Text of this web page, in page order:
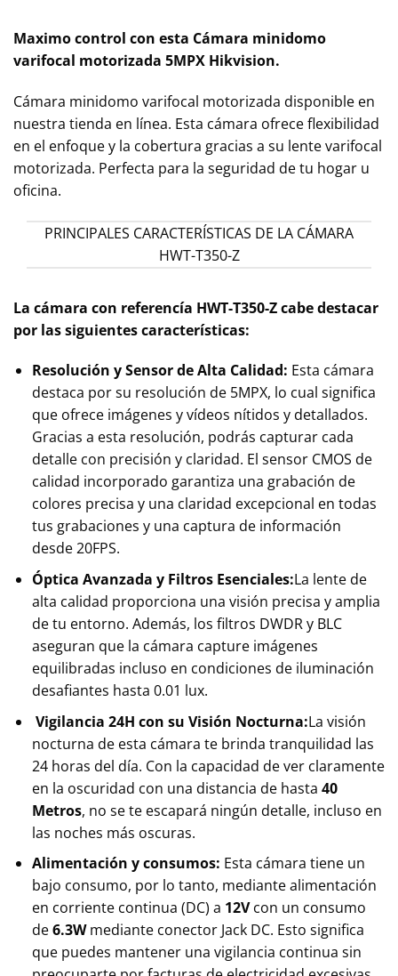
Maximo control con esta Cámara minidomo
varifocal motorizada 5MPX Hikvision.
Cámara minidomo varifocal motorizada disponible en
nuestra tienda en línea. Esta cámara ofrece flexibilidad
en el enfoque y la cobertura gracias a su lente varifocal
motorizada. Perfecta para la seguridad de tu hogar u
oficina.
PRINCIPALES CARACTERÍSTICAS DE LA CÁMARA
HWT-T350-Z
La cámara con referencía HWT-T350-Z cabe destacar
por las siguientes características:
Resolución y Sensor de Alta Calidad: Esta cámara
destaca por su resolución de 5MPX, lo cual significa
que ofrece imágenes y vídeos nítidos y detallados.
Gracias a esta resolución, podrás capturar cada
detalle con precisión y claridad. El sensor CMOS de
calidad incorporado garantiza una grabación de
colores precisa y una claridad excepcional en todas
tus grabaciones y una captura de información
desde 20FPS.
Óptica Avanzada y Filtros Esenciales:La lente de
alta calidad proporciona una visión precisa y amplia
de tu entorno. Además, los filtros DWDR y BLC
aseguran que la cámara capture imágenes
equilibradas incluso en condiciones de iluminación
desafiantes hasta 0.01 lux.
Vigilancia 24H con su Visión Nocturna:La visión
nocturna de esta cámara te brinda tranquilidad las
24 horas del día. Con la capacidad de ver claramente
en la oscuridad con una distancia de hasta 40
Metros, no se te escapará ningún detalle, incluso en
las noches más oscuras.
Alimentación y consumos: Esta cámara tiene un
bajo consumo, por lo tanto, mediante alimentación
en corriente continua (DC) a 12Vcon un consumo
de6.3Wmediante conector Jack DC. Esto significa
que puedes mantener una vigilancia continua sin